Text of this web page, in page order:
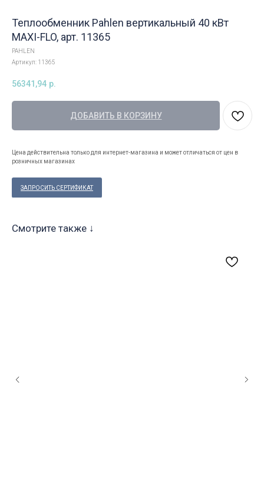
Теплообменник Pahlen вертикальный 40 кВт
MAXI-FLO, арт. 11365
PAHLEN
Артикул: 11365
56341,94 р.
ДОБАВИТЬ В КОРЗИНУ
Цена действительна только для интернет-магазина и может отличаться от цен в
розничных магазинах
ЗАПРОСИТЬ СЕРТИФИКАТ
Смотрите также ↓